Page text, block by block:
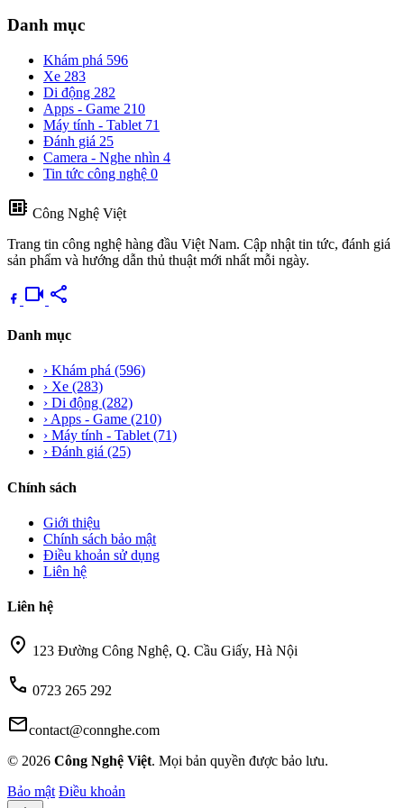
Danh mục
Khám phá 596
Xe 283
Di động 282
Apps - Game 210
Máy tính - Tablet 71
Đánh giá 25
Camera - Nghe nhìn 4
Tin tức công nghệ 0
developer_board Công Nghệ Việt
Trang tin công nghệ hàng đầu Việt Nam. Cập nhật tin tức, đánh giá
sản phẩm và hướng dẫn thủ thuật mới nhất mỗi ngày.
videocam share
Danh mục
› Khám phá (596)
› Xe (283)
› Di động (282)
› Apps - Game (210)
› Máy tính - Tablet (71)
› Đánh giá (25)
Chính sách
Giới thiệu
Chính sách bảo mật
Điều khoản sử dụng
Liên hệ
Liên hệ
location_on 123 Đường Công Nghệ, Q. Cầu Giấy, Hà Nội
call 0723 265 292
mailcontact@connghe.com
© 2026 Công Nghệ Việt. Mọi bản quyền được bảo lưu.
Bảo mật Điều khoản